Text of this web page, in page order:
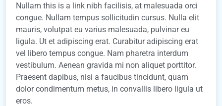
Nullam this is a link nibh facilisis, at malesuada orci
congue. Nullam tempus sollicitudin cursus. Nulla elit
mauris, volutpat eu varius malesuada, pulvinar eu
ligula. Ut et adipiscing erat. Curabitur adipiscing erat
vel libero tempus congue. Nam pharetra interdum
vestibulum. Aenean gravida mi non aliquet porttitor.
Praesent dapibus, nisi a faucibus tincidunt, quam
dolor condimentum metus, in convallis libero ligula ut
eros.